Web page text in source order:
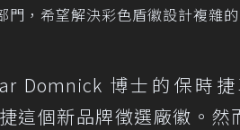
門，希望解決彩色盾徽設計複雜
Domnick 博士的保時
這個新品牌徵選廠徽。然